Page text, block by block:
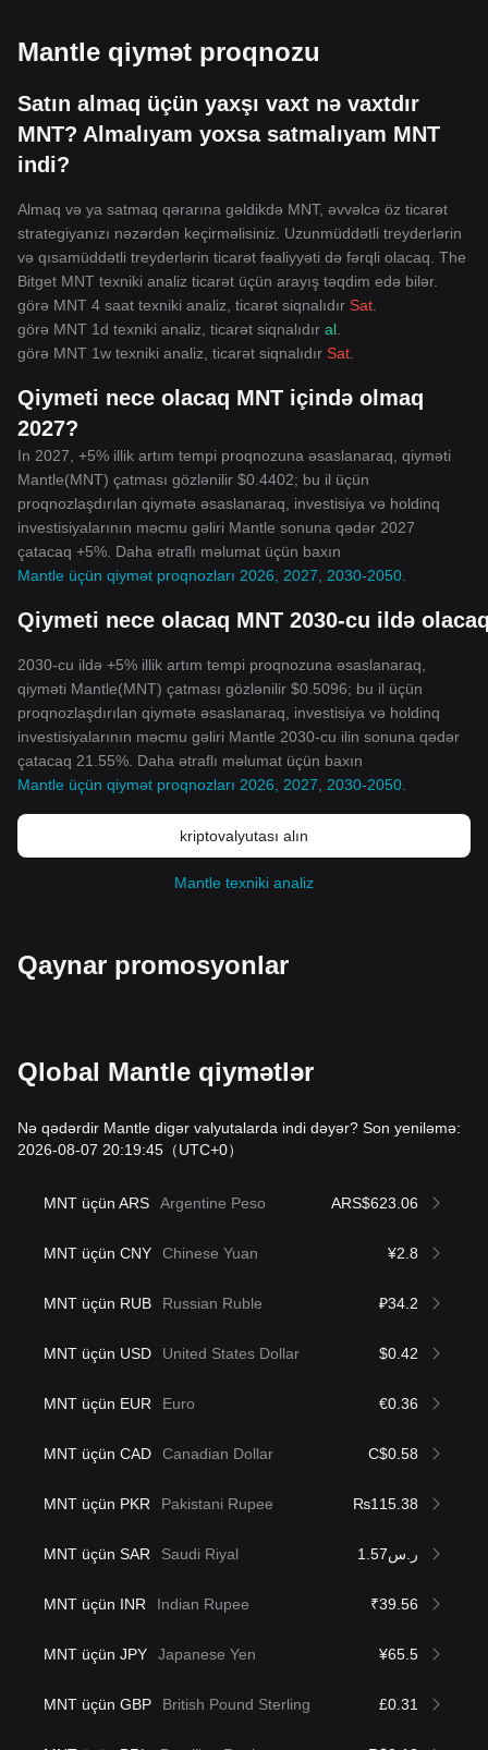
Mantle qiymət proqnozu
Satın almaq üçün yaxşı vaxt nə vaxtdır
MNT? Almalıyam yoxsa satmalıyam MNT
indi?
Almaq və ya satmaq qərarına gəldikdə MNT, əvvəlcə öz ticarət
strategiyanızı nəzərdən keçirməlisiniz. Uzunmüddətli treyderlərin
və qısamüddətli treyderlərin ticarət fəaliyyəti də fərqli olacaq. The
Bitget MNT texniki analiz ticarət üçün arayış təqdim edə bilər.
görə MNT 4 saat texniki analiz, ticarət siqnalıdır Sat
görə MNT 1d texniki analiz, ticarət siqnalıdır al
görə MNT 1w texniki analiz, ticarət siqnalıdır Sat
Qiymeti nece olacaq MNT içində olmaq
2027?
In 2027, +5% illik artım tempi proqnozuna əsaslanaraq, qiyməti
Mantle(MNT) çatması gözlənilir $0.4402; bu il üçün
proqnozlaşdırılan qiymətə əsaslanaraq, investisiya və holdinq
investisiyalarının məcmu gəliri Mantle sonuna qədər 2027
çatacaq +5%. Daha ətraflı məlumat üçün baxın
Mantle üçün qiymət proqnozları 2026, 2027, 2030-2050
Qiymeti nece olacaq MNT 2030-cu ildə
2030-cu ildə +5% illik artım tempi proqnozuna əsaslanaraq,
qiyməti Mantle(MNT) çatması gözlənilir $0.5096; bu il üçün
proqnozlaşdırılan qiymətə əsaslanaraq, investisiya və holdinq
investisiyalarının məcmu gəliri Mantle 2030-cu ilin sonuna qədər
çatacaq 21.55%. Daha ətraflı məlumat üçün baxın
Mantle üçün qiymət proqnozları 2026, 2027, 2030-2050
kriptovalyutası alın
Mantle texniki analiz
Qaynar promosyonlar
Qlobal Mantle qiymətlər
Nə qədərdir Mantle digər valyutalarda indi dəyər? Son yeniləmə:
2026-08-07 20:19:45 （UTC+0）
MNT üçün ARS Argentine Peso ARS$623.06
MNT üçün CNY Chinese Yuan ¥2.8
MNT üçün RUB Russian Ruble ₽34.2
MNT üçün USD United States Dollar $0.42
MNT üçün EUR Euro €0.36
MNT üçün CAD Canadian Dollar C$0.58
MNT üçün PKR Pakistani Rupee ₨115.38
MNT üçün SAR Saudi Riyal ر.س1.57
MNT üçün INR Indian Rupee ₹39.56
MNT üçün JPY Japanese Yen ¥65.5
MNT üçün GBP British Pound Sterling £0.31